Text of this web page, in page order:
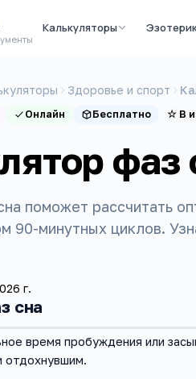
Калькуляторы
Здоровье и спорт
Онлайн Бесплатно ☆ В
фаз
поможет рассчитать
90-минутных циклов.
г.
сна
время пробуждения или
отдохнувшим.